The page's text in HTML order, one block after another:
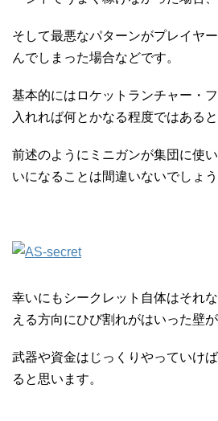
そして最悪なパターンがプレイヤ
んでしまった場合などです。
基本的にはロケットランチャー・
入れれば何とかなる程度ではある
前述のようにミニガンが集団に使
いになることは間違いないでしょう
幸いにもシークレット自体はそれ
える方向にひび割れがはいった壁
武器や資金はじっくりやっていけ
ると思います。